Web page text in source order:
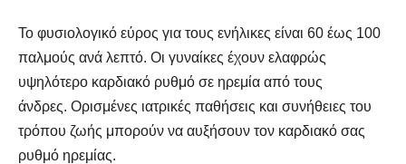
Αναζήτηση
Αναζήτηση
Το φυσιολογικό εύρος για τους ενήλικες είναι 60 έως 100
παλμούς ανά λεπτό. Οι γυναίκες έχουν ελαφρώς
υψηλότερο καρδιακό ρυθμό σε ηρεμία από τους
άνδρες. Ορισμένες ιατρικές παθήσεις και συνήθειες του
τρόπου ζωής μπορούν να αυξήσουν τον καρδιακό σας
ρυθμό ηρεμίας.